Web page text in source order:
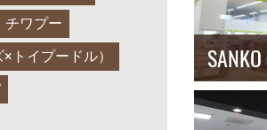
チワプー
トイプードル）
SANKO